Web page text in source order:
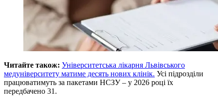
Читайте також: Університетська лікарня Львівського
медуніверситету матиме десять нових клінік. Усі підрозділи
працюватимуть за пакетами НСЗУ – у 2026 році їх
передбачено 31.